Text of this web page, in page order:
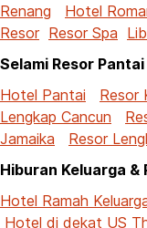
Renang
Hotel
Resor Resor Spa
Selami Resor
Hotel Pantai
Resor
Lengkap Cancun
Jamaika
Resor
Hiburan Keluarga &
Hotel Ramah
Hotel di dekat US